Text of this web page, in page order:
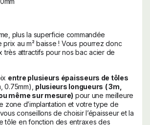
plus la superficie commandée
prix au m² baisse ! Vous pourrez donc
très attractifs pour nos bac acier de
entre plusieurs épaisseurs de tôles
0.75mm), plusieurs longueurs ( 3m,
même sur mesure) pour une meilleure
zone d’implantation et votre type de
conseillons de choisir l’épaisseur et la
tôle en fonction des entraxes des